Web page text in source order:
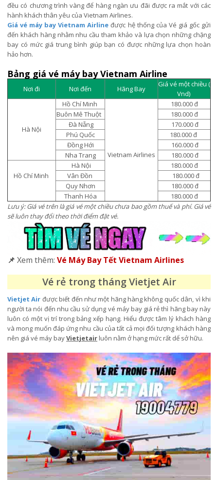
đều có chương trình vàng để hàng ngàn ưu đãi được ra mắt với các
hành khách thân yêu của Vietnam Airlines.
Giá vé máy bay Vietnam Airline được hệ thống của Vé giá gốc gửi
đến khách hàng nhằm nhu cầu tham khảo và lựa chọn những chặng
bay có mức giá trung bình giúp bạn có được những lựa chọn hoàn
hảo hơn.
Bảng giá vé máy bay Vietnam Airline
Nơi đi Nơi đến Hãng Bay
Giá vé một chiều (
Vnd)
Hà Nội
Hồ Chí Minh
Vietnam Airlines
180.000 đ
Buôn Mê Thuột
180.000 đ
Đà Nẵng
170.000 đ
Phú Quốc
180.000 đ
Đồng Hới
160.000 đ
Nha Trang
180.000 đ
Hồ Chí Minh
Hà Nội
180.000 đ
Vân Đồn
180.000 đ
Quy Nhơn
180.000 đ
Thanh Hóa
180.000 đ
Lưu ý: Giá vé trên là giá vé một chiều chưa bao gồm thuế và phí. Giá vé
sẽ luôn thay đổi theo thời điểm đặt vé.
📌 Xem thêm: Vé Máy Bay Tết Vietnam Airlines
Vé rẻ trong tháng Vietjet Air
Vietjet Air được biết đến như một hãng hàng không quốc dân, vì khi
người ta nói đến nhu cầu sử dụng vé máy bay giá rẻ thì hãng bay này
luôn có một vị trí trong bảng xếp hạng. Hiểu được tâm lý khách hàng
và mong muốn đáp ứng nhu cầu của tất cả mọi đối tượng khách hàng
nên giá vé máy bayVietjetairluôn nằm ở hạng mức rất dể sở hữu.